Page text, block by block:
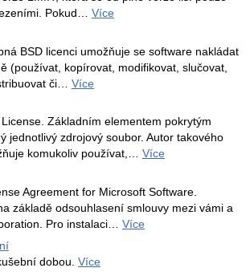
Pokud… Více
BSD licenci umožňuje se software nakládat
(používat, kopírovat, modifikovat, slučovat,
či… Více
Základním elementem pokrytým
jednotlivý zdrojový soubor. Autor takového
komukoliv používat,… Více
Agreement for Microsoft Software.
základě odsouhlasení smlouvy mezi vámi a
Pro instalaci… Více
dobou. Více